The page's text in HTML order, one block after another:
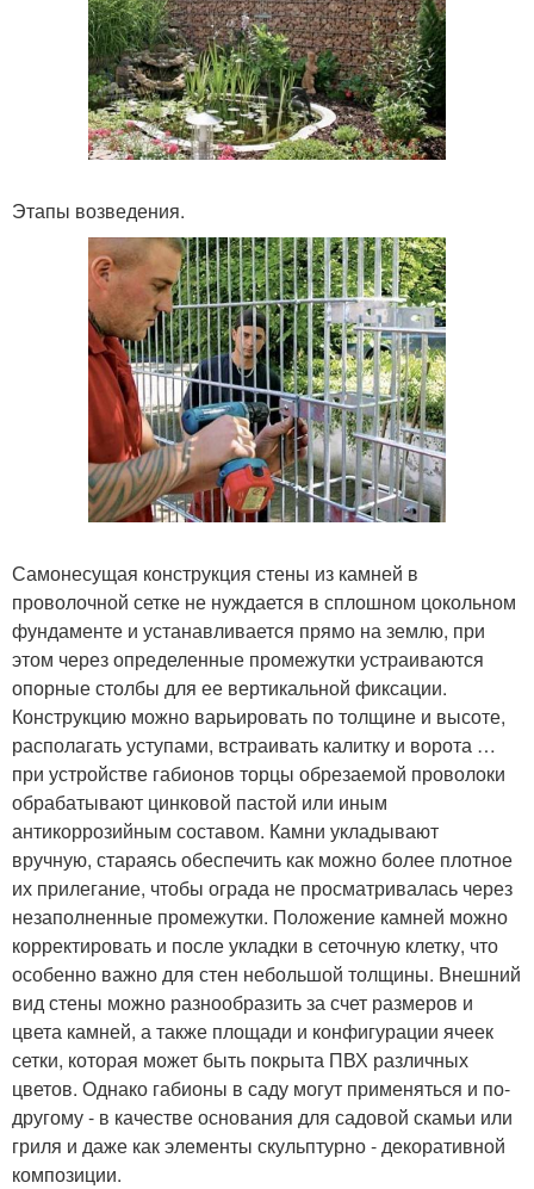
Этапы возведения.
Самонесущая конструкция стены из камней в
проволочной сетке не нуждается в сплошном цокольном
фундаменте и устанавливается прямо на землю, при
этом через определенные промежутки устраиваются
опорные столбы для ее вертикальной фиксации.
Конструкцию можно варьировать по толщине и высоте,
располагать уступами, встраивать калитку и ворота …
при устройстве габионов торцы обрезаемой проволоки
обрабатывают цинковой пастой или иным
антикоррозийным составом. Камни укладывают
вручную, стараясь обеспечить как можно более плотное
их прилегание, чтобы ограда не просматривалась через
незаполненные промежутки. Положение камней можно
корректировать и после укладки в сеточную клетку, что
особенно важно для стен небольшой толщины. Внешний
вид стены можно разнообразить за счет размеров и
цвета камней, а также площади и конфигурации ячеек
сетки, которая может быть покрыта ПВХ различных
цветов. Однако габионы в саду могут применяться и по-
другому - в качестве основания для садовой скамьи или
гриля и даже как элементы скульптурно - декоративной
композиции.